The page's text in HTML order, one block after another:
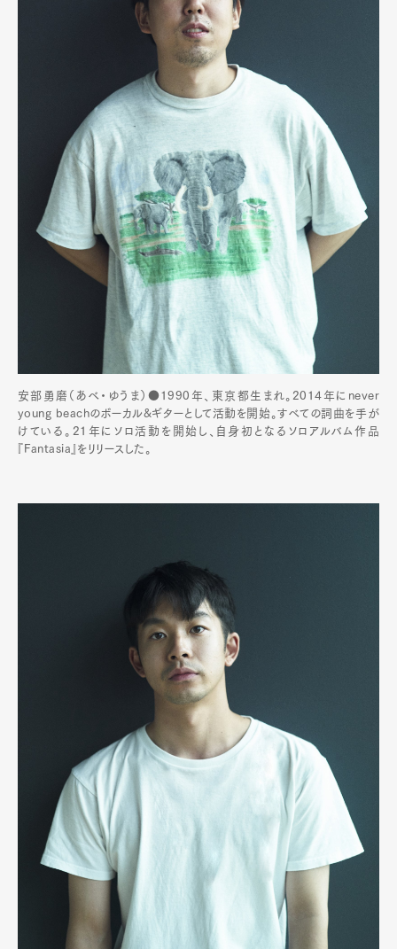
安部勇磨（あべ・ゆうま）●1990年、東京都⽣まれ。2014年にnever
young beachのボーカル&ギターとして活動を開始。すべての詞曲を⼿が
けている。21年にソロ活動を開始し、自身初となるソロアルバム作品
『Fantasia』をリリースした。